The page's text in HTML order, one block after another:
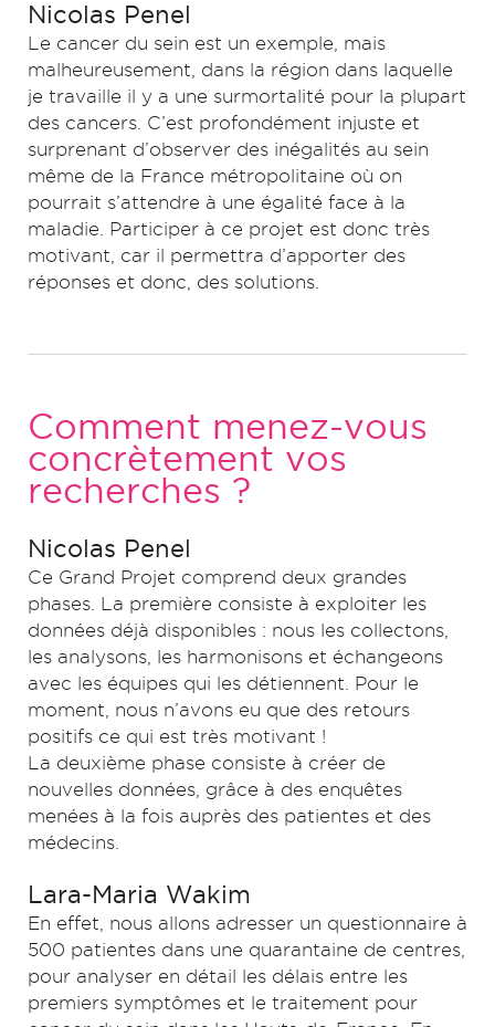
Nicolas Penel
Le cancer du sein est un exemple, mais
malheureusement, dans la région dans laquelle
je travaille il y a une surmortalité pour la plupart
des cancers. C’est profondément injuste et
surprenant d’observer des inégalités au sein
même de la France métropolitaine où on
pourrait s’attendre à une égalité face à la
maladie. Participer à ce projet est donc très
motivant, car il permettra d’apporter des
réponses et donc, des solutions.
Comment menez-vous
concrètement vos
recherches ?
Nicolas Penel
Ce Grand Projet comprend deux grandes
phases. La première consiste à exploiter les
données déjà disponibles : nous les collectons,
les analysons, les harmonisons et échangeons
avec les équipes qui les détiennent. Pour le
moment, nous n’avons eu que des retours
positifs ce qui est très motivant !
La deuxième phase consiste à créer de
nouvelles données, grâce à des enquêtes
menées à la fois auprès des patientes et des
médecins.
Lara-Maria Wakim
En effet, nous allons adresser un questionnaire à
500 patientes dans une quarantaine de centres,
pour analyser en détail les délais entre les
premiers symptômes et le traitement pour